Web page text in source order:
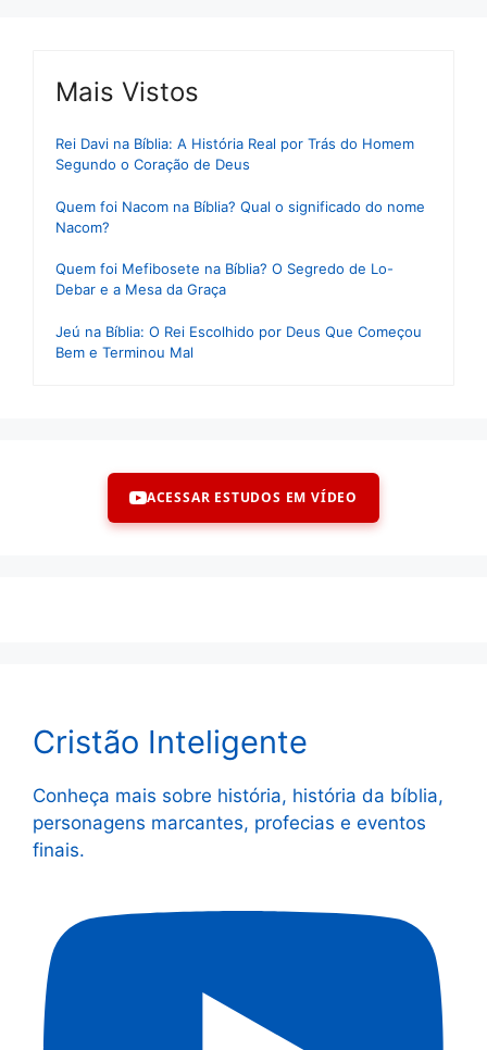
Mais Vistos
Rei Davi na Bíblia: A História Real por Trás do Homem
Segundo o Coração de Deus
Quem foi Nacom na Bíblia? Qual o significado do nome
Nacom?
Quem foi Mefibosete na Bíblia? O Segredo de Lo-
Debar e a Mesa da Graça
Jeú na Bíblia: O Rei Escolhido por Deus Que Começou
Bem e Terminou Mal
ACESSAR ESTUDOS EM VÍDEO
Cristão Inteligente
Conheça mais sobre história, história da bíblia,
personagens marcantes, profecias e eventos
finais.